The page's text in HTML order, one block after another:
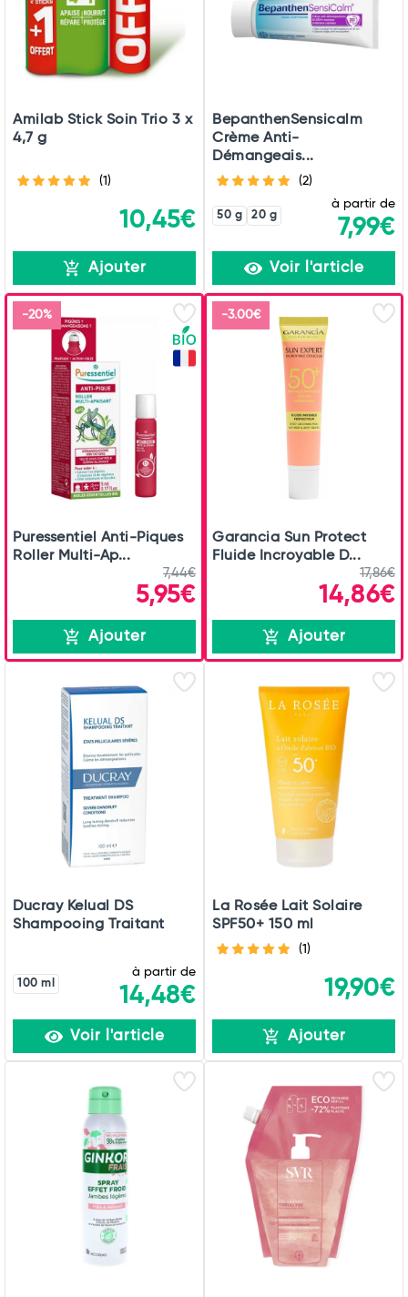
Amilab Stick Soin Trio 3 x
4,7 g
(1)
10,45€
Ajouter
BepanthenSensicalm
Crème Anti-
Démangeais...
(2)
50 g 20 g
à partir de
7,99€
Voir l'article
-20%
Puressentiel Anti-Piques
Roller Multi-Ap...
7,44€
5,95€
Ajouter
-3.00€
Garancia Sun Protect
Fluide Incroyable D...
17,86€
14,86€
Ajouter
Ducray Kelual DS
Shampooing Traitant
100 ml
à partir de
14,48€
Voir l'article
La Rosée Lait Solaire
SPF50+ 150 ml
(1)
19,90€
Ajouter